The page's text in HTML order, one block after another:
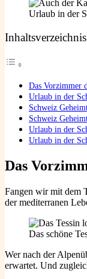
Urlaub in der
Inhaltsverzeichnis
Das Vorzimmer
Urlaub in der
Schweiz
Schweiz
Urlaub in der
Urlaub in der
Das
Fangen wir mit dem
der mediterranen
Das schöne
Wer nach der
erwartet. Und